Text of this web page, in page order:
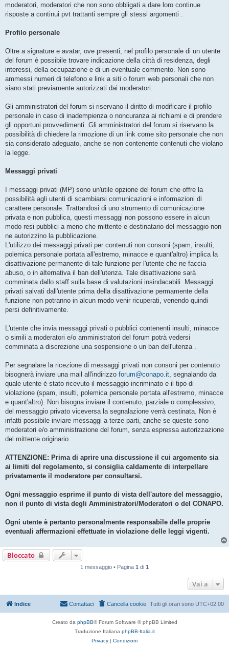
moderatori, moderatori che non sono obbligati a dare loro continue
risposte a continui pvt trattanti sempre gli stessi argomenti .
Profilo personale
Oltre a signature e avatar, ove presenti, nel profilo personale di un utente
del forum è possibile trovare indicazione della città di residenza, degli
interessi, della occupazione e di un eventuale commento. Non sono
ammessi numeri di telefono e link a siti o forum web personali che non
siano stati previamente autorizzati dai moderatori.
Gli amministratori del forum si riservano il diritto di modificare il profilo
personale in caso di inadempienza o noncuranza ai richiami e di prendere
gli opportuni provvedimenti. Gli amministratori del forum si riservano la
possibilità di chiedere la rimozione di un link come sito personale che non
sia considerato adeguato, anche se non contenente contenuti che violano
la legge.
Messaggi privati
I messaggi privati (MP) sono un'utile opzione del forum che offre la
possibilità agli utenti di scambiarsi comunicazioni e informazioni di
carattere personale. Trattandosi di uno strumento di comunicazione
privata e non pubblica, questi messaggi non possono essere in alcun
modo resi pubblici a meno che mittente e destinatario del messaggio non
ne autorizzino la pubblicazione.
L'utilizzo dei messaggi privati per contenuti non consoni (spam, insulti,
polemica personale portata all'estremo, minacce e quant'altro) implica la
disattivazione permanente di tale funzione per l'utente che ne faccia
abuso, o in alternativa il ban dell'utenza. Tale disattivazione sarà
comminata dallo staff sulla base di valutazioni insindacabili. Messaggi
privati salvati dall'utente prima della disattivazione permamente della
funzione non potranno in alcun modo venir ricuperati, venendo quindi
persi definitivamente.
L'utente che invia messaggi privati o pubblici contenenti insulti, minacce
o simili a moderatori e/o amministratori del forum potrà vedersi
comminata a discrezione una sospensione o un ban dell'utenza .
Per segnalare la ricezione di messaggi privati non consoni per contenuto
bisognerà inviare una mail all'indirizzo forum@conapo.it , segnalando da
quale utente è stato ricevuto il messaggio incriminato e il tipo di
violazione (spam, insulti, polemica personale portata all'estremo, minacce
e quant'altro). Non bisogna inviare il contenuto, parziale o complessivo,
del messaggio privato viceversa la segnalazione verrà cestinata. Non è
infatti possibile inviare messaggi a terze parti, anche se queste sono
moderatori e/o amministrazione del forum, senza espressa autorizzazione
del mittente originario.
ATTENZIONE: Prima di aprire una discussione il cui argomento sia
ai limiti del regolamento, si consiglia caldamente di interpellare
privatamente il moderatore per consultarsi.
Ogni messaggio esprime il punto di vista dell'autore del messaggio,
non il punto di vista degli Amministratori/Moderatori o del CONAPO.
Ogni utente è pertanto personalmente responsabile delle proprie
eventuali affermazioni effettuate in violazione delle leggi vigenti.
Bloccato
1 messaggio • Pagina 1 di 1
Vai a
Indice Tutti gli orari sono UTC+02:00
Cancella cookie
Contattaci
Creato da phpBB® Forum Software © phpBB Limited
Traduzione Italiana phpBB-Italia.it
Privacy | Condizioni